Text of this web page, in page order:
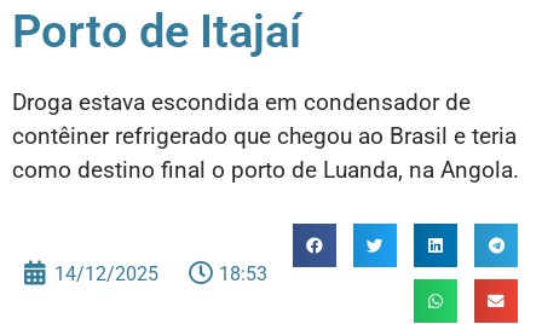
Porto de Itajaí
Droga estava escondida em condensador de
contêiner refrigerado que chegou ao Brasil e teria
como destino final o porto de Luanda, na Angola.
14/12/2025 18:53